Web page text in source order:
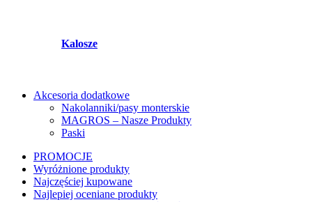
Kalosze
Akcesoria dodatkowe
Nakolanniki/pasy monterskie
MAGROS – Nasze Produkty
Paski
PROMOCJE
Wyróżnione produkty
Najczęściej kupowane
Najlepiej oceniane produkty